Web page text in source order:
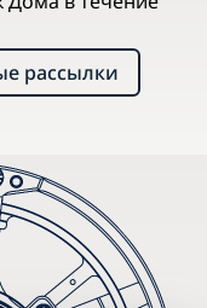
рассылки